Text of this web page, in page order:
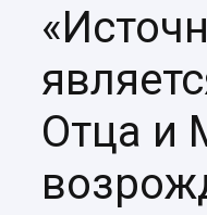
Отца и